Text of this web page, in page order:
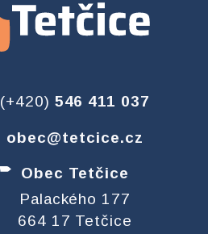
(+420) 546 411 037
obec@tetcice.cz
Obec Tetčice
Palackého 177
664 17 Tetčice